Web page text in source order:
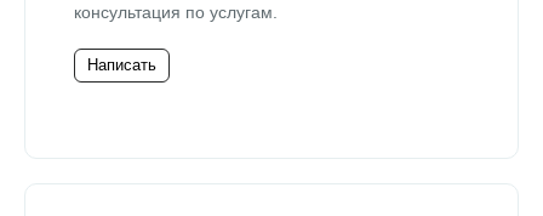
консультация по услугам.
Написать